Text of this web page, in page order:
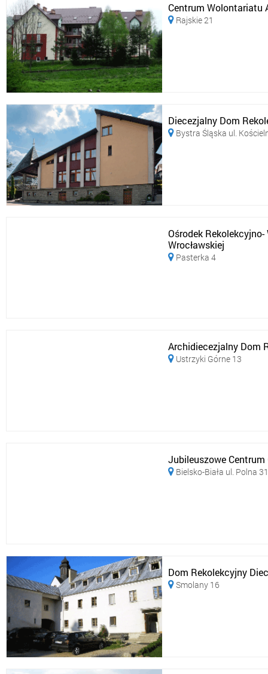
Centrum Wolontariatu
 Rajskie 21
Diecezjalny Dom
 Bystra Śląska ul.
Ośrodek
Wrocławskiej
 Pasterka 4
Archidiecezjalny Dom
 Ustrzyki Górne 13
Jubileuszowe
 Bielsko-Biała ul. Polna 31
Dom Rekolekcyjny
Smolany 16